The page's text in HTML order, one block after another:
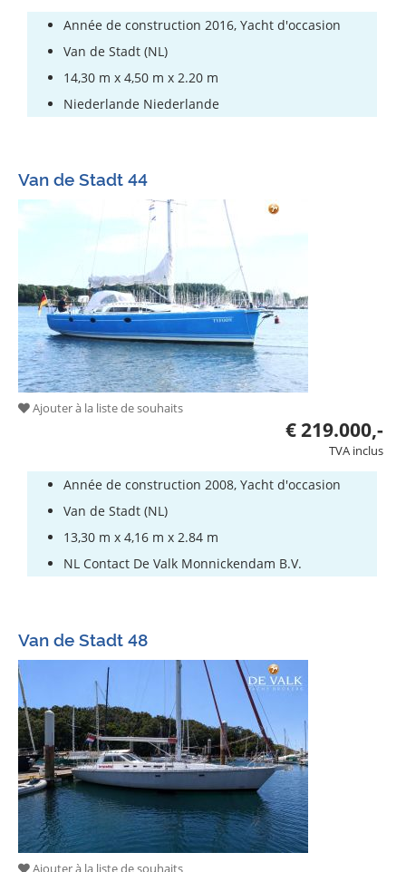
Année de construction 2016, Yacht d'occasion
Van de Stadt (NL)
14,30 m x 4,50 m x 2.20 m
Niederlande Niederlande
Van de Stadt 44
Ajouter à la liste de souhaits
€ 219.000,-
TVA inclus
Année de construction 2008, Yacht d'occasion
Van de Stadt (NL)
13,30 m x 4,16 m x 2.84 m
NL Contact De Valk Monnickendam B.V.
Van de Stadt 48
Ajouter à la liste de souhaits